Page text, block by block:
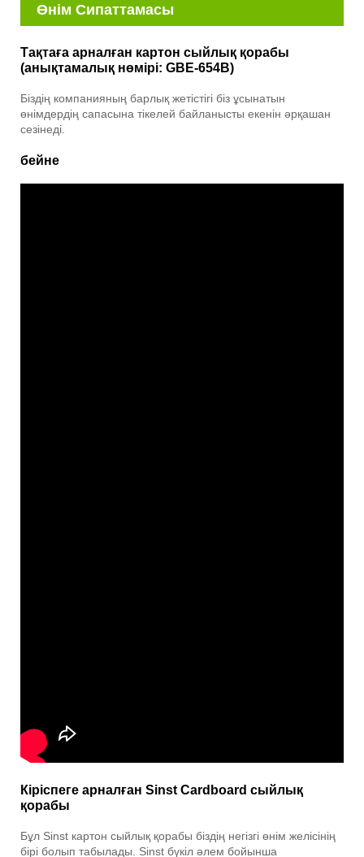
Өнім Сипаттамасы
Тақтаға арналған картон сыйлық қорабы
(анықтамалық нөмірі: GBE-654B)
Біздің компанияның барлық жетістігі біз ұсынатын
өнімдердің сапасына тікелей байланысты екенін әрқашан
сезінеді.
бейне
Кіріспеге арналған Sinst Cardboard сыйлық
қорабы
Бұл Sinst картон сыйлық қорабы біздің негізгі өнім желісінің
бірі болып табылады. Sinst бүкіл әлем бойынша